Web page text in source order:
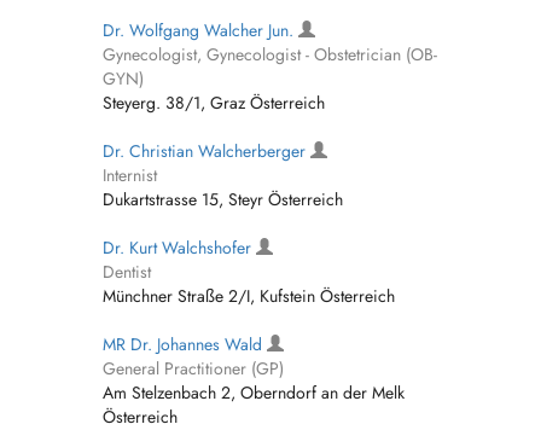
Dr. Wolfgang Walcher Jun.
Gynecologist, Gynecologist - Obstetrician (OB-
GYN)
Steyerg. 38/1, Graz Österreich
Dr. Christian Walcherberger
Internist
Dukartstrasse 15, Steyr Österreich
Dr. Kurt Walchshofer
Dentist
Münchner Straße 2/I, Kufstein Österreich
MR Dr. Johannes Wald
General Practitioner (GP)
Am Stelzenbach 2, Oberndorf an der Melk
Österreich